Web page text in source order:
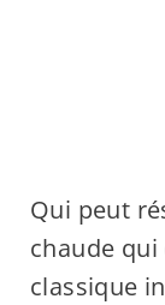
Qui peut
chaude qui
classique